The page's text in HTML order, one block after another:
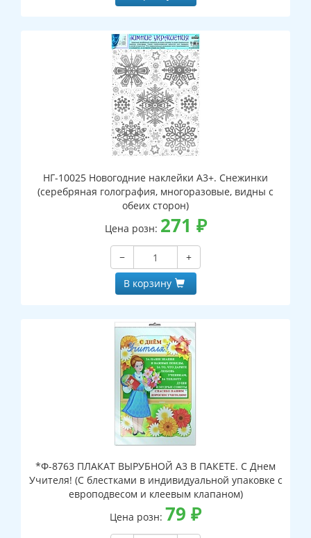
НГ-10025 Новогодние наклейки А3+. Снежинки
(серебряная голография, многоразовые, видны с
обеих сторон)
Цена розн: 271 ₽
−
+
В корзину
*Ф-8763 ПЛАКАТ ВЫРУБНОЙ А3 В ПАКЕТЕ. С Днем
Учителя! (С блестками в индивидуальной упаковке с
европодвесом и клеевым клапаном)
Цена розн: 79 ₽